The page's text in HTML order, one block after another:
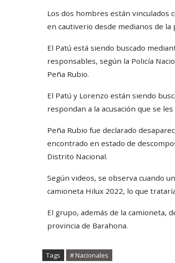
Los dos hombres están vinculados
en cautiverio desde medianos de la
El Patú está siendo buscado
responsables, según la Policía
Peña Rubio.
El Patú y Lorenzo están siendo
respondan a la acusación que se les
Peña Rubio fue declarado
encontrado en estado de
Distrito Nacional.
Según videos, se observa cuando
camioneta Hilux 2022, lo que
El grupo, además de la camioneta,
provincia de Barahona.
Tags # Nacionales